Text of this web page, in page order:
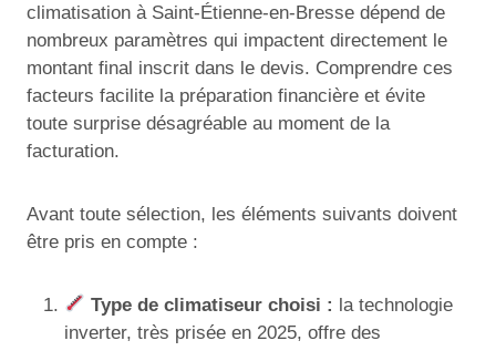
climatisation à Saint-Étienne-en-Bresse dépend de
nombreux paramètres qui impactent directement le
montant final inscrit dans le devis. Comprendre ces
facteurs facilite la préparation financière et évite
toute surprise désagréable au moment de la
facturation.
Avant toute sélection, les éléments suivants doivent
être pris en compte :
Type de climatiseur choisi : la technologie
inverter, très prisée en 2025, offre des